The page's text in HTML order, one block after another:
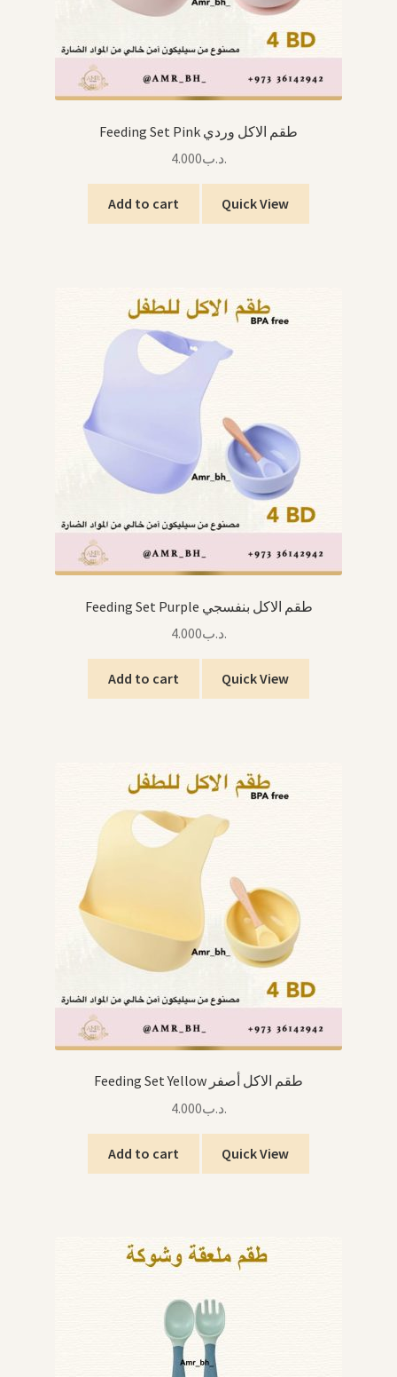
Feeding Set Pink طقم الاكل وردي
.د.ب4.000
Add to cart Quick View
Feeding Set Purple طقم الاكل بنفسجي
.د.ب4.000
Add to cart Quick View
Feeding Set Yellow طقم الاكل أصفر
.د.ب4.000
Add to cart Quick View